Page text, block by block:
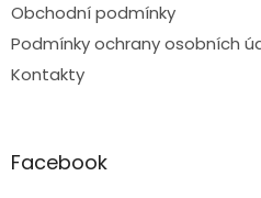
Obchodní podmínky
Podmínky ochrany osobních
Kontakty
Facebook